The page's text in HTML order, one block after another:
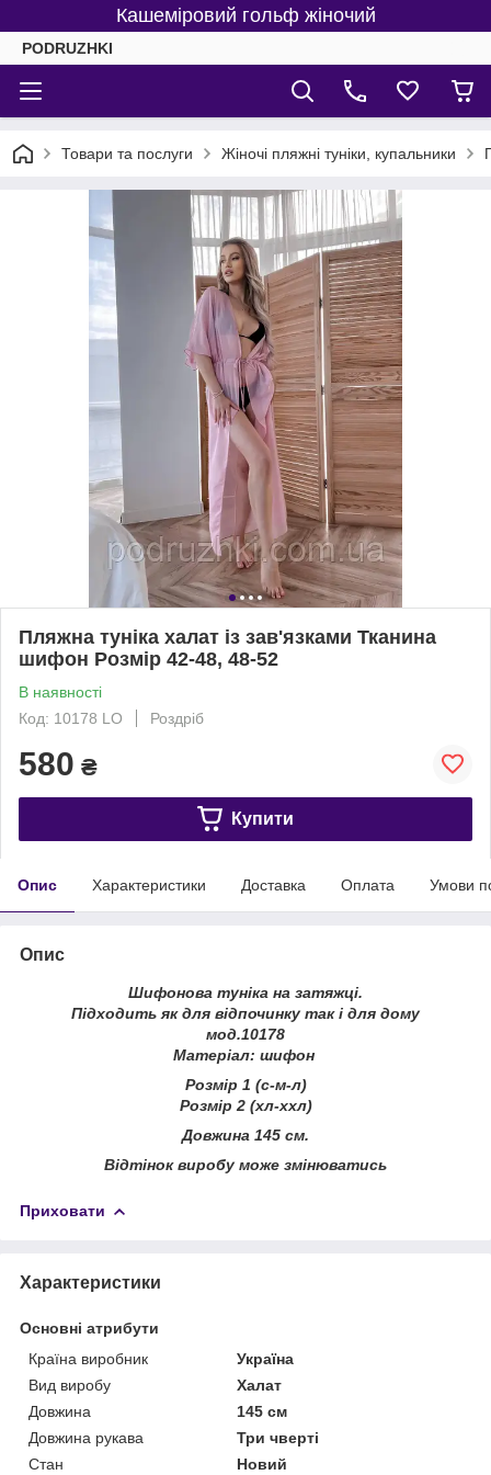
Кашеміровий гольф жіночий
PODRUZHKI
Товари та послуги Жіночі пляжні туніки, купальники
Пляжна туніка халат із зав'язками Тканина
шифон Розмір 42-48, 48-52
В наявності
Код: 10178 LO
Роздріб
580 ₴
Купити
Опис Характеристики Доставка Оплата Умови
Опис
Шифонова туніка на затяжці.
Підходить як для відпочинку так і для дому
мод.10178
Матеріал: шифон
Розмір 1 (с-м-л)
Розмір 2 (хл-ххл)
Довжина 145 см.
Відтінок виробу може змінюватись
Приховати
Характеристики
Основні атрибути
Країна виробник
Україна
Вид виробу
Халат
Довжина
145 см
Довжина рукава
Три чверті
Стан
Новий